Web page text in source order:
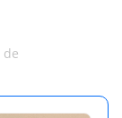
de